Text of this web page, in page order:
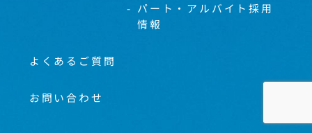
パート・アルバイト採用
情報
よくあるご質問
お問い合わせ